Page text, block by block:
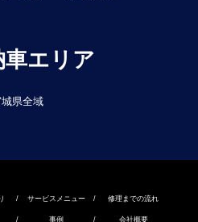
車エリア
城県全域
/ サービスメニュー / 修理までの流れ
/ 事例 / 会社概要